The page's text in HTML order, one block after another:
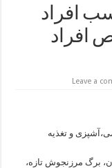
افراد
افراد
Leave a
برگ مرزنجوش تازه،